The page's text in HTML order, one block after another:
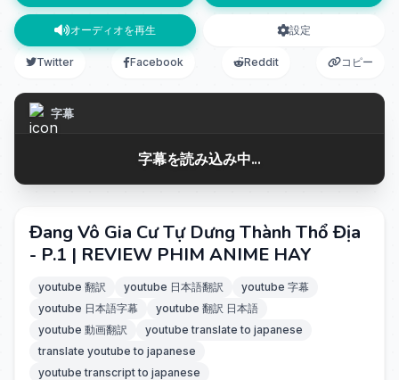
オーディオを再生 設定
Twitter Facebook Reddit コピー
字幕
字幕を読み込み中...
Đang Vô Gia Cư Tự Dưng Thành Thổ Địa
- P.1 | REVIEW PHIM ANIME HAY
youtube 翻訳 youtube 日本語翻訳
youtube 字幕
youtube 日本語字幕
youtube 翻訳 日本語
youtube 動画翻訳
youtube translate to japanese
translate youtube to japanese
youtube transcript to japanese